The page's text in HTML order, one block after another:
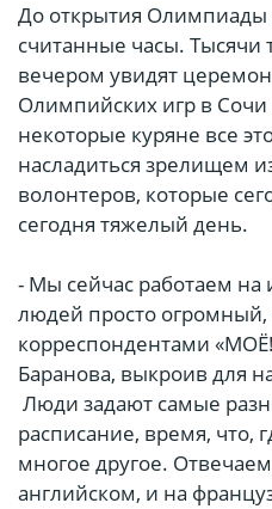
До открытия Олимпиады
считанные часы. Тысячи
вечером увидят
Олимпийских игр в
некоторые куряне все
насладиться зрелищем
волонтеров, которые
сегодня тяжелый день.
- Мы сейчас работаем на
людей просто огромный,
корреспондентами
Баранова, выкроив для
Люди задают самые
расписание, время, что,
многое другое.
английском, и на